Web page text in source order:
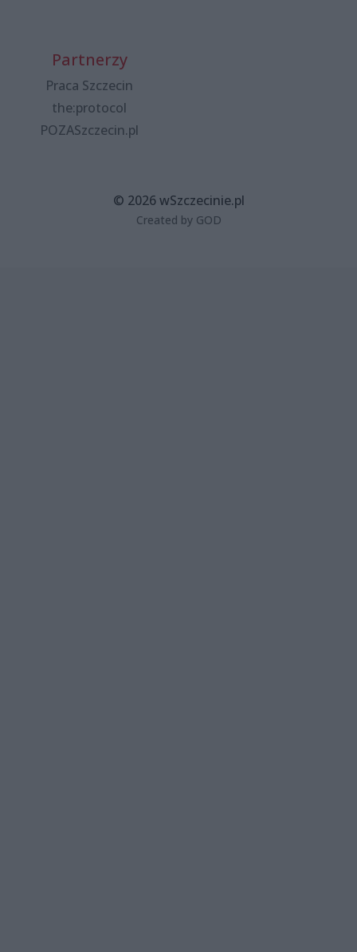
Partnerzy
Praca Szczecin
the:protocol
POZASzczecin.pl
© 2026 wSzczecinie.pl
Created by GOD